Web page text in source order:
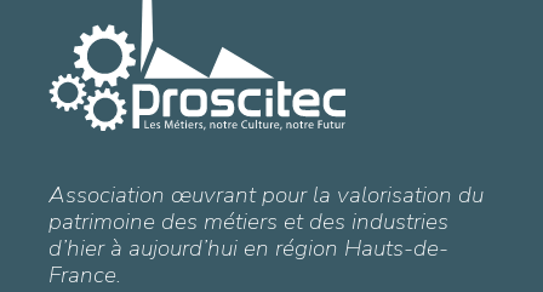
Association œuvrant pour la valorisation du
patrimoine des métiers et des industries
d’hier à aujourd’hui en région Hauts-de-
France.